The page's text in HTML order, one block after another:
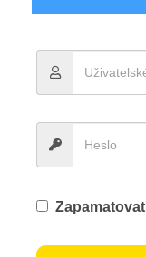
Zapamatovat